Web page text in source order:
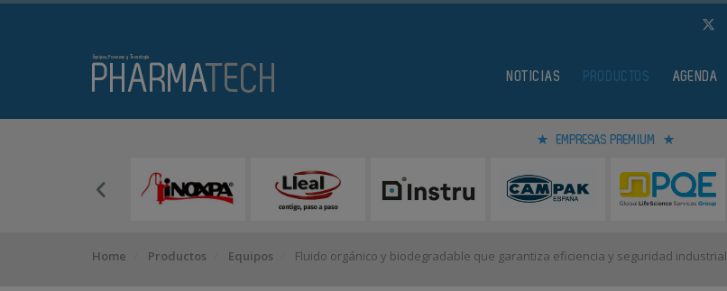
NOTICIAS PRODUCTOS AGENDA
EMPRESAS PREMIUM
Home Productos Equipos Fluido orgánico y biodegradable que garantiza eficiencia y seguridad industrial